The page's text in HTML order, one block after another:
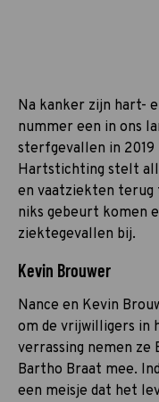
Na kanker zijn hart-
nummer een in ons
sterfgevallen in 2019
Hartstichting stelt
en vaatziekten terug
niks gebeurt komen
ziektegevallen bij.
Kevin Brouwer
Nance en Kevin
om de vrijwilligers in
verrassing nemen ze
Bartho Braat mee.
een meisje dat het